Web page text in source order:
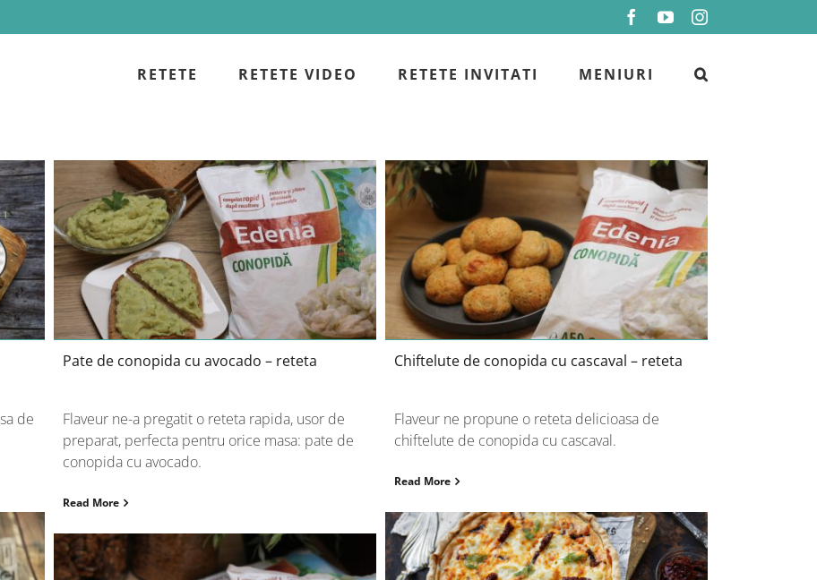
Facebook
YouTubeInstagram
RETETE RETETE VIDEO RETETE INVITATI MENIURI
de
Pate de conopida cu avocado –
reteta
Pate de conopida cu avocado – reteta
Flaveur ne-a pregatit o reteta rapida, usor de
preparat, perfecta pentru orice masa: pate de
conopida cu avocado.
Read More
Chiftelute de conopida cu cascaval
– reteta
Chiftelute de conopida cu cascaval – reteta
Flaveur ne propune o reteta delicioasa de
chiftelute de conopida cu cascaval.
Read More